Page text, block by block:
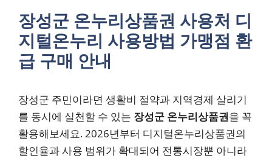
장성군 온누리상품권 사용처 디
지털온누리 사용방법 가맹점 환
급 구매 안내
장성군 주민이라면 생활비 절약과 지역경제 살리기
를 동시에 실천할 수 있는 장성군 온누리상품권을 꼭
활용해보세요. 2026년부터 디지털온누리상품권의
할인율과 사용 범위가 확대되어 전통시장뿐 아니라